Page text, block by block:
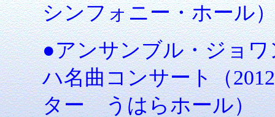
シンフォニー・ホール
●アンサンブル・ジョ
ハ名曲コンサート（
ター うはらホール）